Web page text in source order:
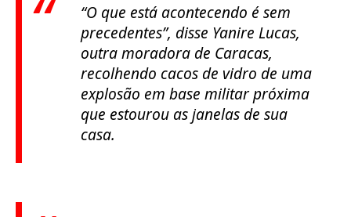
“O que está acontecendo é sem
precedentes”, disse Yanire Lucas,
outra moradora de Caracas,
recolhendo cacos de vidro de uma
explosão em base militar próxima
que estourou as janelas de sua
casa.